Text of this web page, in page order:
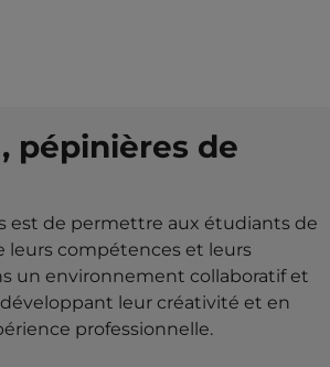
, pépinières de
est de permettre aux étudiants de
leurs compétences et leurs
un environnement collaboratif et
leur créativité et en
professionnelle.